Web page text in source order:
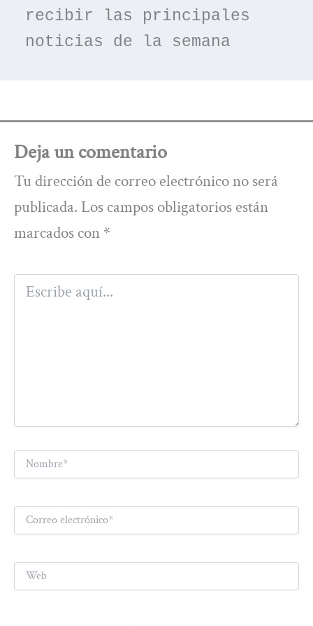
recibir las principales
noticias de la semana
Deja un comentario
Tu dirección de correo electrónico no será
publicada. Los campos obligatorios están
marcados con *
Escribe
aquí...
Nombre*
Correo
electrónico*
Web